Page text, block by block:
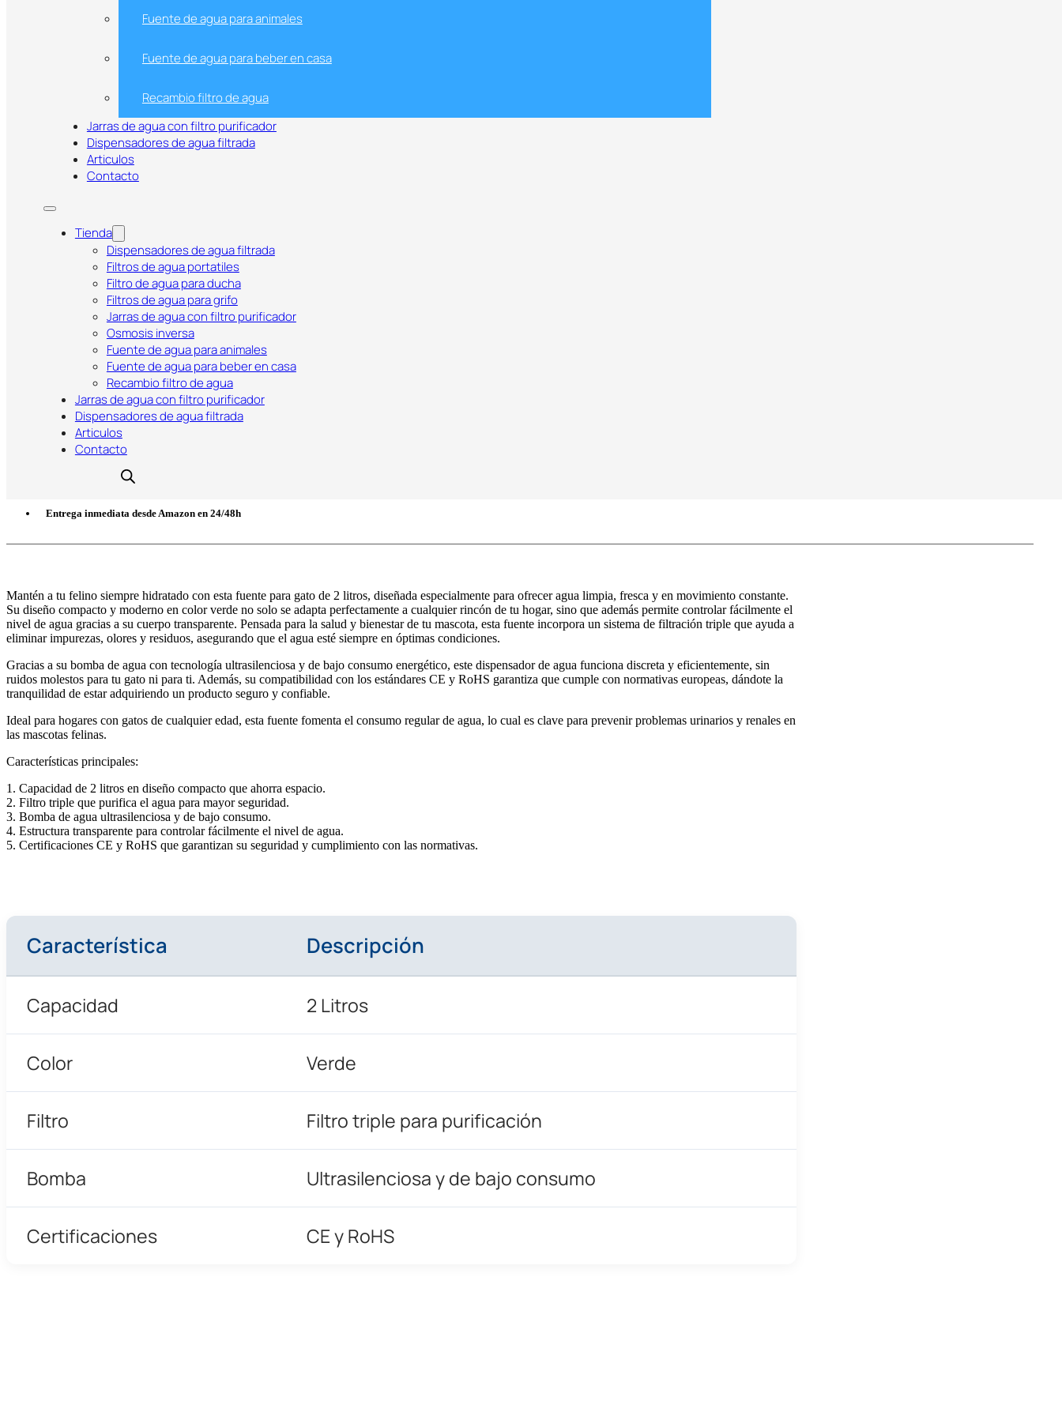
Fuente de agua para animales
Fuente de agua para beber en casa
Recambio filtro de agua
Jarras de agua con filtro purificador
Dispensadores de agua filtrada
Articulos
Contacto
Tienda
Dispensadores de agua filtrada
Filtros de agua portatiles
Filtro de agua para ducha
Filtros de agua para grifo
Jarras de agua con filtro purificador
Osmosis inversa
Fuente de agua para animales
Fuente de agua para beber en casa
Recambio filtro de agua
Jarras de agua con filtro purificador
Dispensadores de agua filtrada
Articulos
Contacto
Fuente para Gato de 2L Verde con Filtro Triple y Bomba
Ultrasilenciosa – Certificada CE y RoHS
€
Comprar en Amazon
Entrega inmediata desde Amazon en 24/48h
Mantén a tu felino siempre hidratado con esta fuente para gato de 2 litros, diseñada especialmente para ofrecer agua limpia, fresca y en movimiento constante.
Su diseño compacto y moderno en color verde no solo se adapta perfectamente a cualquier rincón de tu hogar, sino que además permite controlar fácilmente el
nivel de agua gracias a su cuerpo transparente. Pensada para la salud y bienestar de tu mascota, esta fuente incorpora un sistema de filtración triple que ayuda a
eliminar impurezas, olores y residuos, asegurando que el agua esté siempre en óptimas condiciones.
Gracias a su bomba de agua con tecnología ultrasilenciosa y de bajo consumo energético, este dispensador de agua funciona discreta y eficientemente, sin
ruidos molestos para tu gato ni para ti. Además, su compatibilidad con los estándares CE y RoHS garantiza que cumple con normativas europeas, dándote la
tranquilidad de estar adquiriendo un producto seguro y confiable.
Ideal para hogares con gatos de cualquier edad, esta fuente fomenta el consumo regular de agua, lo cual es clave para prevenir problemas urinarios y renales en
las mascotas felinas.
Características principales:
1. Capacidad de 2 litros en diseño compacto que ahorra espacio.
2. Filtro triple que purifica el agua para mayor seguridad.
3. Bomba de agua ultrasilenciosa y de bajo consumo.
4. Estructura transparente para controlar fácilmente el nivel de agua.
5. Certificaciones CE y RoHS que garantizan su seguridad y cumplimiento con las normativas.
Característica Descripción
Capacidad 2 Litros
Color Verde
Filtro Filtro triple para purificación
Bomba Ultrasilenciosa y de bajo consumo
Certificaciones CE y RoHS